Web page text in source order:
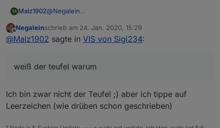
M Malz1902@Negalein
Offline
Negaleinschrieb am 24. Jan. 2020, 15:29
zuletzt editiert von
@Malz1902 sagte in VIS von Sigi234:
weiß der teufel warum
Ich bin zwar nicht der Teufel ;) aber ich tippe auf
Leerzeichen (wie drüben schon geschrieben)